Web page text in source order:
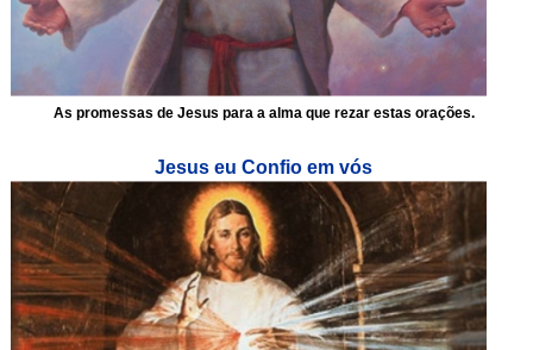
As promessas de Jesus para a alma que rezar estas orações.
Jesus eu Confio em vós